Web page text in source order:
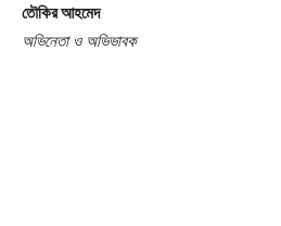
তৌকির আহমেদ
অভিনেতা ও অভিভাবক